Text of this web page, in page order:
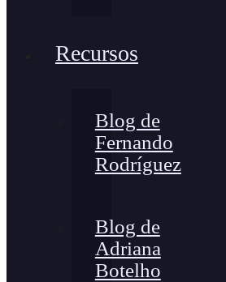
Recursos
Blog de
Fernando
Rodríguez
Blog de
Adriana
Botelho